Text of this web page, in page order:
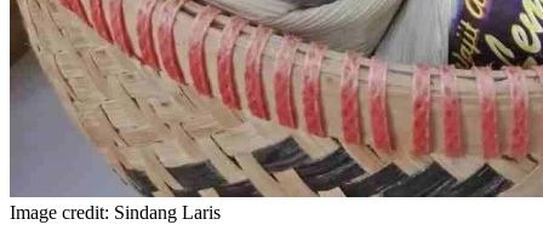
Image credit: Sindang Laris